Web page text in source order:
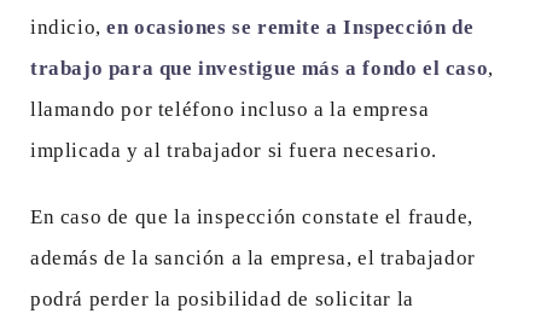
indicio,en ocasiones se remite a Inspección de
trabajo para que investigue más a fondo el caso,
llamando por teléfono incluso a la empresa
implicada y al trabajador si fuera necesario.
En caso de que la inspección constate el fraude,
además de la sanción a la empresa, el trabajador
podrá perder la posibilidad de solicitar la